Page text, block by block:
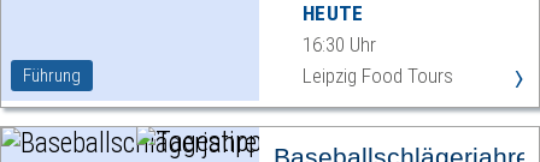
Führung
HEUTE
16:30 Uhr
Leipzig Food Tours
›